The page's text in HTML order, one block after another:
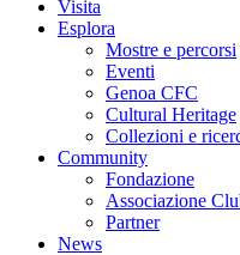
Visita
Esplora
Mostre e percorsi
Eventi
Genoa CFC
Cultural Heritage
Collezioni e
Community
Fondazione
Associazione
Partner
News